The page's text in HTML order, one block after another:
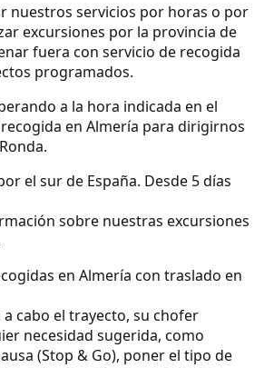
nuestros servicios por horas o por
excursiones por la provincia de
fuera con servicio de recogida
programados.
a la hora indicada en el
en Almería para dirigirnos
el sur de España. Desde 5 días
sobre nuestras excursiones
en Almería con traslado en
cabo el trayecto, su chofer
necesidad sugerida, como
(Stop & Go), poner el tipo de